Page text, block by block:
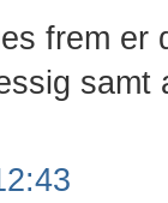
frem er